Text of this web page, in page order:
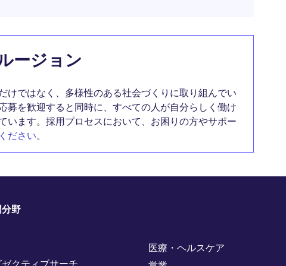
ージョン
けではなく、多様性のある社会づくりに取り組んでい
募を歓迎すると同時に、すべての人が自分らしく働け
います。採用プロセスにおいて、お困りの方やサポー
ださい。
野
ゼクティブサーチ
医療・ヘルスケア